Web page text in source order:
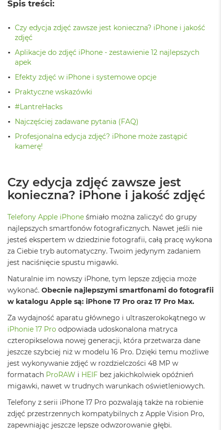
N
C
t
r
s
w
ż
ó
t
y
c
B
o
k
N
o
S
u
t
e
l
n
y
R
ó
ż
M
a
c
B
o
k
N
Spis treści:
Czy edycja zdjęć zawsze jest konieczna? iPhone i jakość
zdjęć
Aplikacje do zdjęć iPhone - zestawienie 12 najlepszych
apek
Efekty zdjęć w iPhone i systemowe opcje
Praktyczne wskazówki
#LantreHacks
Najczęściej zadawane pytania (FAQ)
Profesjonalna edycja zdjęć? iPhone może zastąpić
kamerę!
Czy edycja zdjęć zawsze jest
konieczna? iPhone i jakość zdjęć
Telefony Apple iPhone śmiało można zaliczyć do grupy
najlepszych smartfonów fotograficznych. Nawet jeśli nie
jesteś ekspertem w dziedzinie fotografii, całą pracę wykona
za Ciebie tryb automatyczny. Twoim jedynym zadaniem
jest naciśnięcie spustu migawki.
Naturalnie im nowszy iPhone, tym lepsze zdjęcia może
wykonać. Obecnie najlepszymi smartfonami do fotografii
w katalogu Apple są: iPhone 17 Pro oraz 17 Pro Max.
Za wydajność aparatu głównego i ultraszerokokątnego w
iPhonie 17 Pro odpowiada udoskonalona matryca
czteropikselowa nowej generacji, która przetwarza dane
jeszcze szybciej niż w modelu 16 Pro. Dzięki temu możliwe
jest wykonywanie zdjęć w rozdzielczości 48 MP w
formatach ProRAW i HEIF bez jakichkolwiek opóźnień
migawki, nawet w trudnych warunkach oświetleniowych.
Telefony z serii iPhone 17 Pro pozwalają także na robienie
zdjęć przestrzennych kompatybilnych z Apple Vision Pro,
zapewniając jeszcze lepsze odwzorowanie głębi.